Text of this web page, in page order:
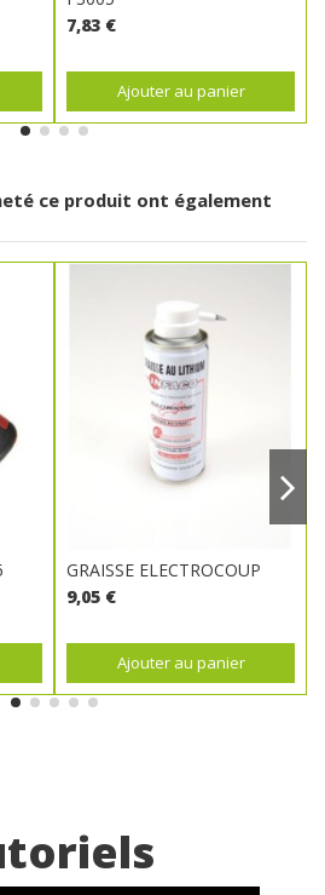
7,83 €
Ajouter au panier
ce produit ont également
GRAISSE ELECTROCOUP
9,05 €
Ajouter au panier